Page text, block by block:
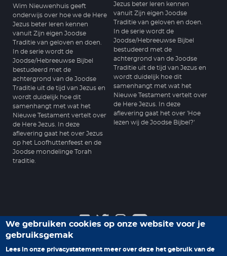
Wim Nieuwenhuis geeft
onderwijs over hoe we de Here
Jezus beter leren kennen
vanuit Zijn eigen Joodse
Traditie van geloven en doen.
In de serie wordt de
Joodse/Hebreeuwse Bijbel
bestudeerd met de
achtergrond van de Joodse
Traditie uit de tijd van Jezus en
wordt duidelijk hoe dit
samenhangt met wat het
Nieuwe Testament vertelt over
de Here Jezus. In deze
aflevering gaat het over Jezus
op het Loofhuttenfeest en de
Joodse mondelinge Torah
traditie.
Jezus beter leren kennen
vanuit Zijn eigen Joodse
Traditie van geloven en doen.
In de serie wordt de
Joodse/Hebreeuwse Bijbel
bestudeerd met de
achtergrond van de Joodse
Traditie uit de tijd van Jezus en
wordt duidelijk hoe dit
samenhangt met wat het
Nieuwe Testament vertelt over
de Here Jezus. In deze
aflevering gaat het over 'Hoe
lezen wij de Joodse Bijbel?'
We gebruiken cookies op onze website voor je
gebruiksgemak
Lees in onze privacystatement meer over deze het gebruik van de